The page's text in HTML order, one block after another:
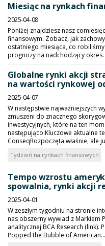
Miesiąc na rynkach
2025-04-08
Poniżej znajdziesz nasz
finansowym. Zobacz, jak
ostatniego miesiąca, co
prognozy na nadchodzący okres.
Globalne rynki akcji
na wartości rynkowej
2025-04-07
W następstwie najważniejszych
zmuszeni do znacznego
inwestycyjnych, które na ten
następująco:Kluczowe aktualne
ConseqRozpoczęta właśnie, ale
Tydzień na rynkach finansowych
Tempo wzrostu
spowalnia, rynki akcji
2025-04-01
W zeszłym tygodniu na stronie
nas obszerny wywiad z Markiem
analitycznej BCA Research (link).
Popped the Bubble of American...